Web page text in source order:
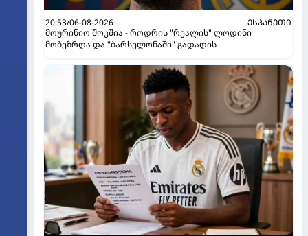
20:53/06-08-2026
ᲔᲡᲞᲐᲜᲔᲗᲘ
მოურინიო შოკშია - როდრის "რეალის" ლოდინი
მობეზრდა და "ბარსელონაში" გადადის